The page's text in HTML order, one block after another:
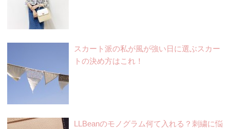
スカート派の私が風が強い日に選ぶスカー
トの決め方はこれ！
LLBeanのモノグラム何て入れる？刺繍に悩